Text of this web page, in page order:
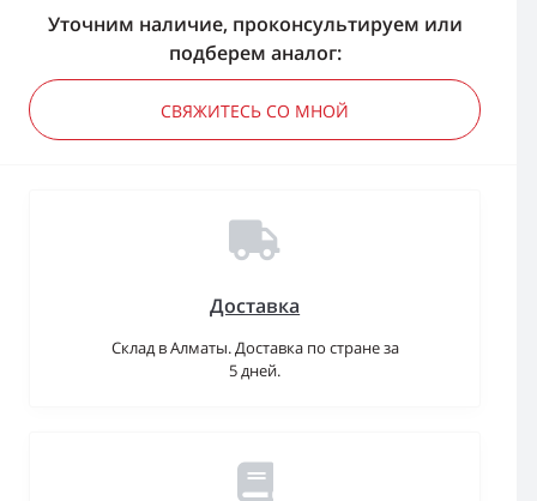
Уточним наличие, проконсультируем или
подберем аналог:
СВЯЖИТЕСЬ СО МНОЙ
Доставка
Склад в Алматы. Доставка по стране за
5 дней.